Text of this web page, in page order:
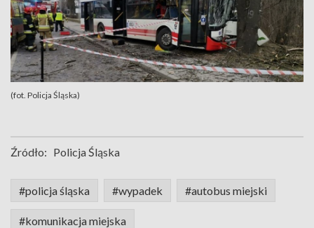
(fot. Policja Śląska)
Źródło: Policja Śląska
#policja śląska #wypadek #autobus miejski
#komunikacja miejska